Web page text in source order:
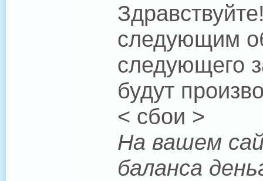
следующим
следующего
будут
< сбои >
На вашем
баланса